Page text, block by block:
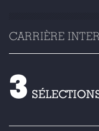
CARRIÈRE
3